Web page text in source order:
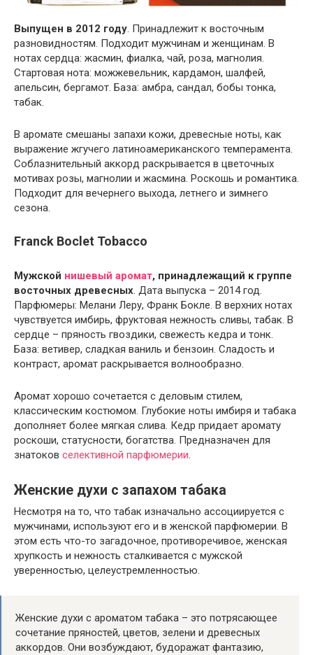
Выпущен в 2012 году. Принадлежит к восточным
разновидностям. Подходит мужчинам и женщинам. В
нотах сердца: жасмин, фиалка, чай, роза, магнолия.
Стартовая нота: можжевельник, кардамон, шалфей,
апельсин, бергамот. База: амбра, сандал, бобы тонка,
табак.
В аромате смешаны запахи кожи, древесные ноты, как
выражение жгучего латиноамериканского темперамента.
Соблазнительный аккорд раскрывается в цветочных
мотивах розы, магнолии и жасмина. Роскошь и романтика.
Подходит для вечернего выхода, летнего и зимнего
сезона.
Franck Boclet Tobacco
Мужской нишевый аромат, принадлежащий к группе
восточных древесных. Дата выпуска – 2014 год.
Парфюмеры: Мелани Леру, Франк Бокле. В верхних нотах
чувствуется имбирь, фруктовая нежность сливы, табак. В
сердце – пряность гвоздики, свежесть кедра и тонк.
База: ветивер, сладкая ваниль и бензоин. Сладость и
контраст, аромат раскрывается волнообразно.
Аромат хорошо сочетается с деловым стилем,
классическим костюмом. Глубокие ноты имбиря и табака
дополняет более мягкая слива. Кедр придает аромату
роскоши, статусности, богатства. Предназначен для
знатоков селективной парфюмерии.
Женские духи с запахом табака
Несмотря на то, что табак изначально ассоциируется с
мужчинами, используют его и в женской парфюмерии. В
этом есть что-то загадочное, противоречивое, женская
хрупкость и нежность сталкивается с мужской
уверенностью, целеустремленностью.
Женские духи с ароматом табака – это потрясающее
сочетание пряностей, цветов, зелени и древесных
аккордов. Они возбуждают, будоражат фантазию,